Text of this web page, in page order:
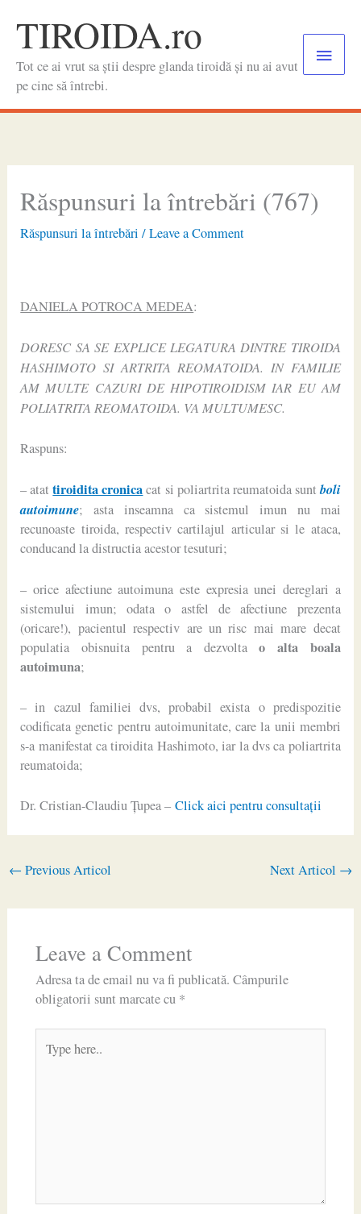
contentTIROIDA.ro
Tot ce ai vrut sa știi despre glanda tiroidă și nu ai avut
pe cine să întrebi.
Main
Răspunsuri la întrebări (767)
Răspunsuri la întrebări /Leave a Comment
DANIELA POTROCA MEDEA:
DORESC SA SE EXPLICE LEGATURA DINTRE TIROIDA
HASHIMOTO SI ARTRITA REOMATOIDA. IN FAMILIE
AM MULTE CAZURI DE HIPOTIROIDISM IAR EU AM
POLIATRITA REOMATOIDA. VA MULTUMESC.
Raspuns:
– atattiroidita cronicacat si poliartrita reumatoida suntboli
autoimune; asta inseamna ca sistemul imun nu mai
recunoaste tiroida, respectiv cartilajul articular si le ataca,
conducand la distructia acestor tesuturi;
– orice afectiune autoimuna este expresia unei dereglari a
sistemului imun; odata o astfel de afectiune prezenta
(oricare!), pacientul respectiv are un risc mai mare decat
populatia obisnuita pentru a dezvoltao alta boala
autoimuna;
– in cazul familiei dvs, probabil exista o predispozitie
codificata genetic pentru autoimunitate, care la unii membri
s-a manifestat ca tiroidita Hashimoto, iar la dvs ca poliartrita
reumatoida;
Dr. Cristian-Claudiu Ţupea –Click aici pentru consultaţii
← Previous Articol Next Articol →
Leave a Comment
Adresa ta de email nu va fi publicată. Câmpurile
obligatorii sunt marcate cu *
here..